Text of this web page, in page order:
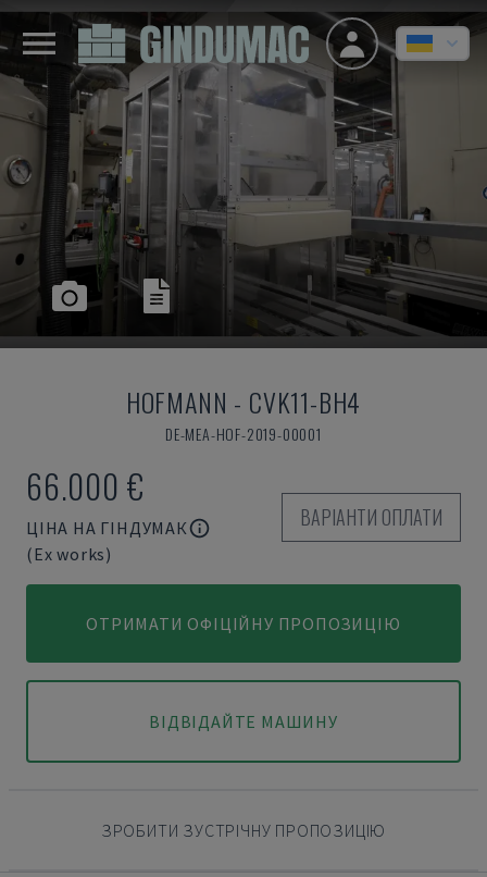
HOFMANN - CVK11-BH4
DE-MEA-HOF-2019-00001
66.000 €
ЦІНА НА ГІНДУМАК
(Ex works)
ВАРІАНТИ ОПЛАТИ
ОТРИМАТИ ОФІЦІЙНУ ПРОПОЗИЦІЮ
ВІДВІДАЙТЕ МАШИНУ
ЗРОБИТИ ЗУСТРІЧНУ ПРОПОЗИЦІЮ